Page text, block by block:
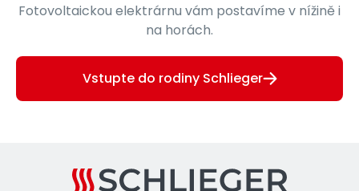
Fotovoltaickou elektrárnu vám postavíme v nížině i
na horách.
Vstupte do rodiny Schlieger